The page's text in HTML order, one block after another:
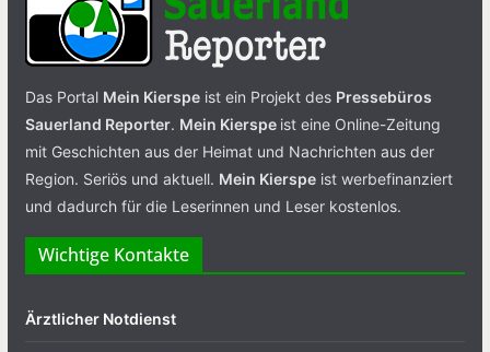
Das Portal Mein Kierspeist ein Projekt des Pressebüros
Sauerland Reporter. Mein Kierspe ist eine Online-Zeitung
mit Geschichten aus der Heimat und Nachrichten aus der
Region. Seriös und aktuell. Mein Kierspeist werbefinanziert
und dadurch für die Leserinnen und Leser kostenlos.
Wichtige Kontakte
Ärztlicher Notdienst